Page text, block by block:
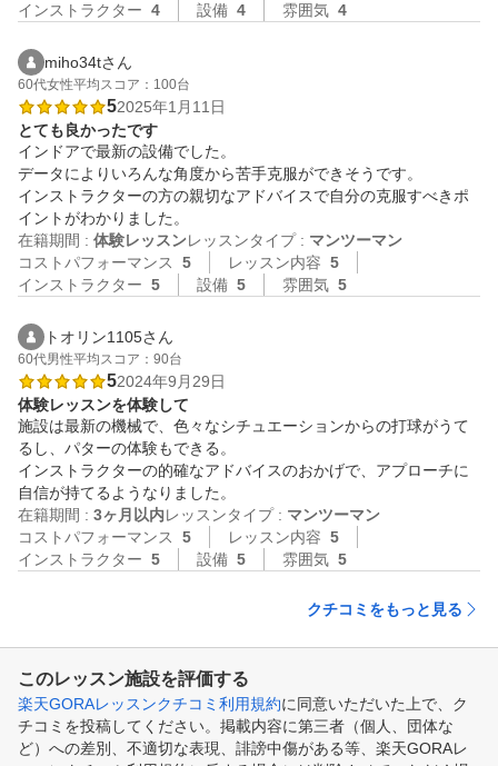
インストラクター 4 設備 4 雰囲気 4
miho34tさん
60代女性平均スコア：100台
52025年1月11日
とても良かったです
インドアで最新の設備でした。
データによりいろんな角度から苦手克服ができそうです。
インストラクターの方の親切なアドバイスで自分の克服すべきポ
イントがわかりました。
在籍期間 : 体験レッスンレッスンタイプ : マンツーマン
コストパフォーマンス
5 レッスン内容 5
インストラクター 5 設備 5 雰囲気 5
トオリン1105さん
60代男性平均スコア：90台
52024年9月29日
体験レッスンを体験して
施設は最新の機械で、色々なシチュエーションからの打球がうて
るし、パターの体験もできる。
インストラクターの的確なアドバイスのおかげで、アプローチに
自信が持てるようなりました。
在籍期間 : 3ヶ月以内レッスンタイプ : マンツーマン
コストパフォーマンス
5 レッスン内容 5
インストラクター 5 設備 5 雰囲気 5
クチコミをもっと見る
このレッスン施設を評価する
楽天GORAレッスンクチコミ利用規約に同意いただいた上で、ク
チコミを投稿してください。掲載内容に第三者（個人、団体な
ど）への差別、不適切な表現、誹謗中傷がある等、楽天GORAレ